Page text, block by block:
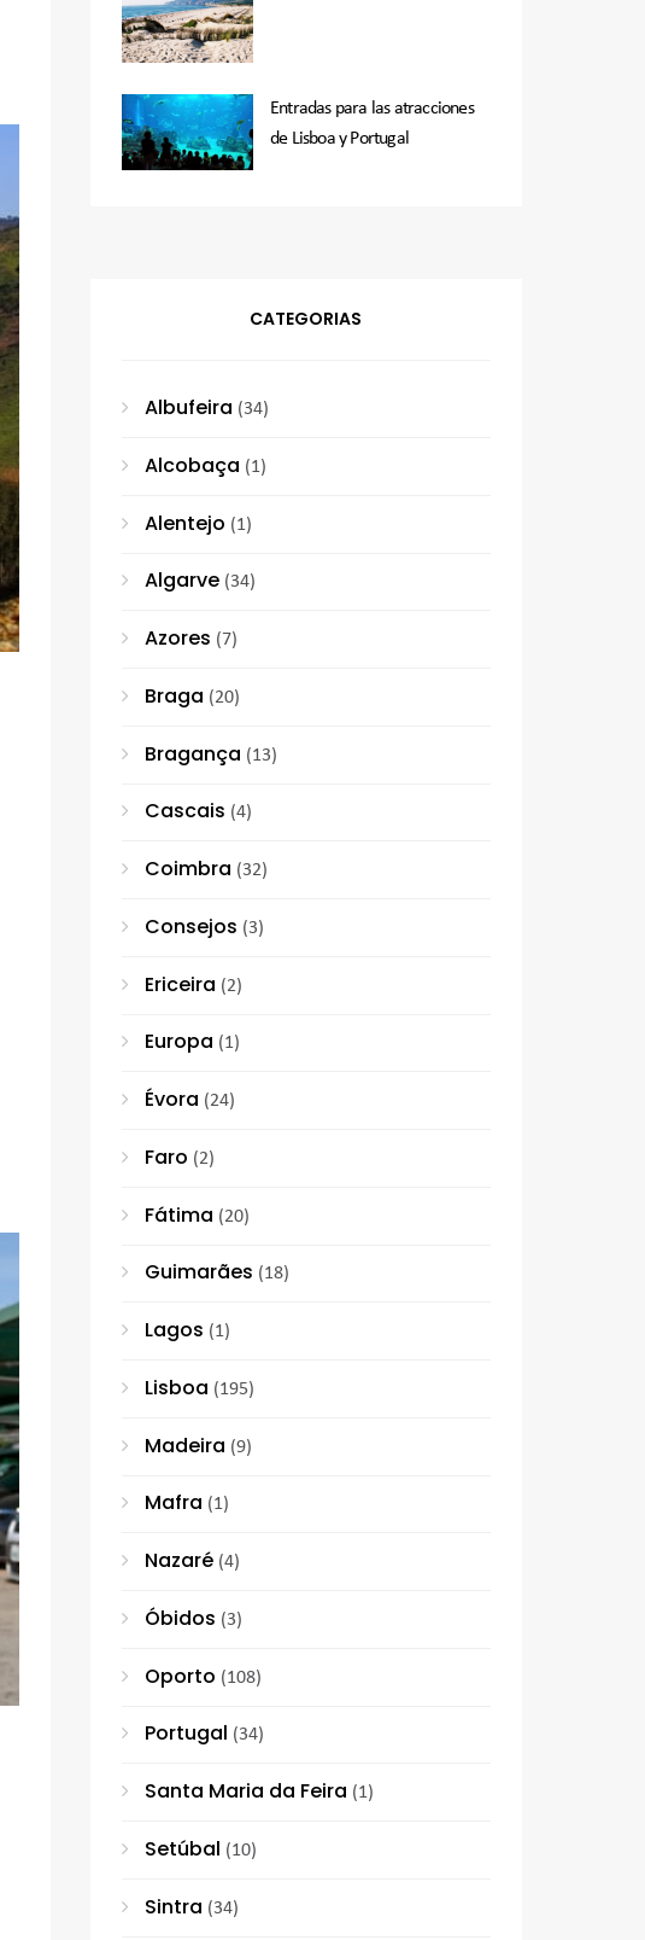
Entradas para las atracciones
de Lisboa y Portugal
CATEGORIAS
Albufeira (34)
Alcobaça (1)
Alentejo (1)
Algarve (34)
Azores (7)
Braga (20)
Bragança (13)
Cascais (4)
Coimbra (32)
Consejos (3)
Ericeira (2)
Europa (1)
Évora (24)
Faro (2)
Fátima (20)
Guimarães (18)
Lagos (1)
Lisboa (195)
Madeira (9)
Mafra (1)
Nazaré (4)
Óbidos (3)
Oporto (108)
Portugal (34)
Santa Maria da Feira (1)
Setúbal (10)
Sintra (34)